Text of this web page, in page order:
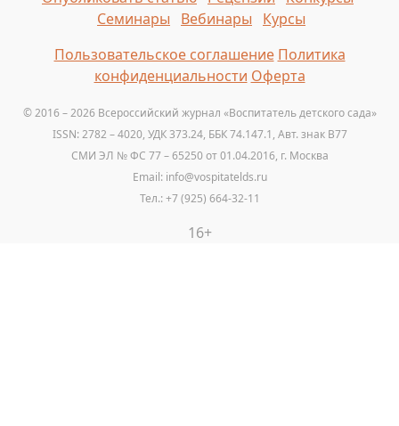
Семинары
Вебинары
Курсы
Пользовательское соглашение Политика
конфиденциальности Оферта
© 2016 – 2026 Всероссийский журнал «Воспитатель детского сада»
ISSN: 2782 – 4020, УДК 373.24, ББК 74.147.1, Авт. знак B77
СМИ ЭЛ № ФС 77 – 65250 от 01.04.2016, г. Москва
Email: info@vospitatelds.ru
Тел.: +7 (925) 664-32-11
16+